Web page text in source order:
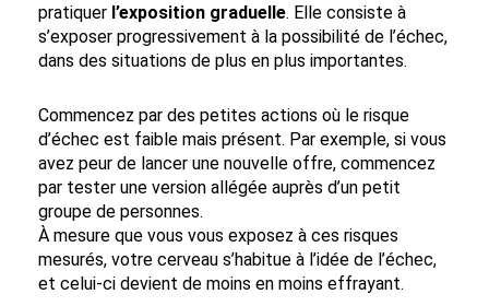
pratiquer l’exposition graduelle. Elle consiste à
s’exposer progressivement à la possibilité de l’échec,
dans des situations de plus en plus importantes.
Commencez par des petites actions où le risque
d’échec est faible mais présent. Par exemple, si vous
avez peur de lancer une nouvelle offre, commencez
par tester une version allégée auprès d’un petit
groupe de personnes.
À mesure que vous vous exposez à ces risques
mesurés, votre cerveau s’habitue à l’idée de l’échec,
et celui-ci devient de moins en moins effrayant.